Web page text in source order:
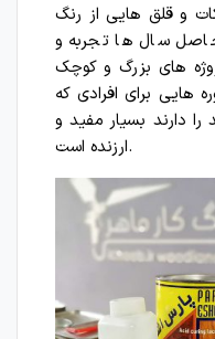
و قلق هایی از رنگ
سال ها تجربه و
های بزرگ و کوچک
برای افرادی که
دارند بسیار مفید و
ارزنده است.